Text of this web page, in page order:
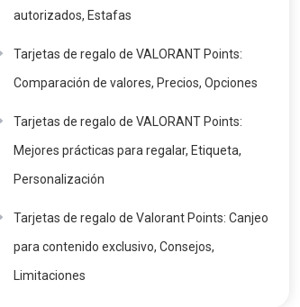
autorizados, Estafas
Tarjetas de regalo de VALORANT Points:
Comparación de valores, Precios, Opciones
Tarjetas de regalo de VALORANT Points:
Mejores prácticas para regalar, Etiqueta,
Personalización
Tarjetas de regalo de Valorant Points: Canjeo
para contenido exclusivo, Consejos,
Limitaciones